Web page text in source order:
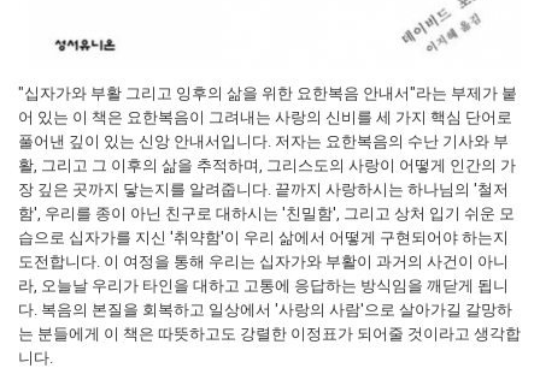
"십자가와 부활 그리고 잉후의 삶을 위한 요한복음 안내서"라는 부제가 붙
어 있는 이 책은 요한복음이 그려내는 사랑의 신비를 세 가지 핵심 단어로
풀어낸 깊이 있는 신앙 안내서입니다. 저자는 요한복음의 수난 기사와 부
활, 그리고 그 이후의 삶을 추적하며, 그리스도의 사랑이 어떻게 인간의 가
장 깊은 곳까지 닿는지를 알려줍니다. 끝까지 사랑하시는 하나님의 '철저
함', 우리를 종이 아닌 친구로 대하시는 '친밀함', 그리고 상처 입기 쉬운 모
습으로 십자가를 지신 '취약함'이 우리 삶에서 어떻게 구현되어야 하는지
도전합니다. 이 여정을 통해 우리는 십자가와 부활이 과거의 사건이 아니
라, 오늘날 우리가 타인을 대하고 고통에 응답하는 방식임을 깨닫게 됩니
다. 복음의 본질을 회복하고 일상에서 '사랑의 사람'으로 살아가길 갈망하
는 분들에게 이 책은 따뜻하고도 강렬한 이정표가 되어줄 것이라고 생각합
니다.